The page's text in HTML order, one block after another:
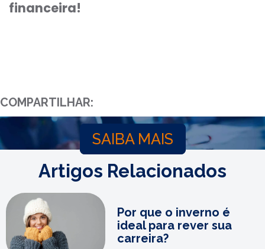
financeira!
COMPARTILHAR:
SAIBA MAIS
Artigos Relacionados
Por que o inverno é
ideal para rever sua
carreira?